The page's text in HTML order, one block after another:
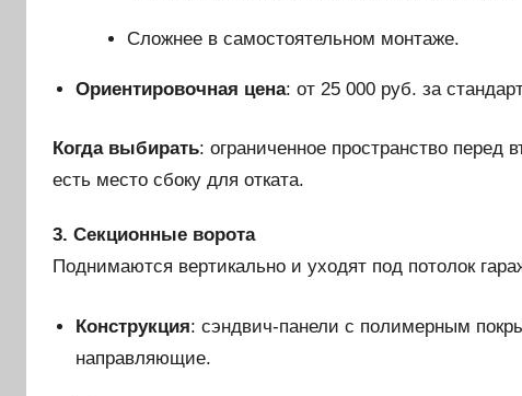
Сложнее в самостоятельном монтаже.
Ориентировочная цена: от 25 000 руб. за
Когда выбирать: ограниченное пространство перед
есть место сбоку для отката.
3. Секционные ворота
Поднимаются вертикально и уходят под потолок
Конструкция: сэндвич-панели с полимерным
направляющие.